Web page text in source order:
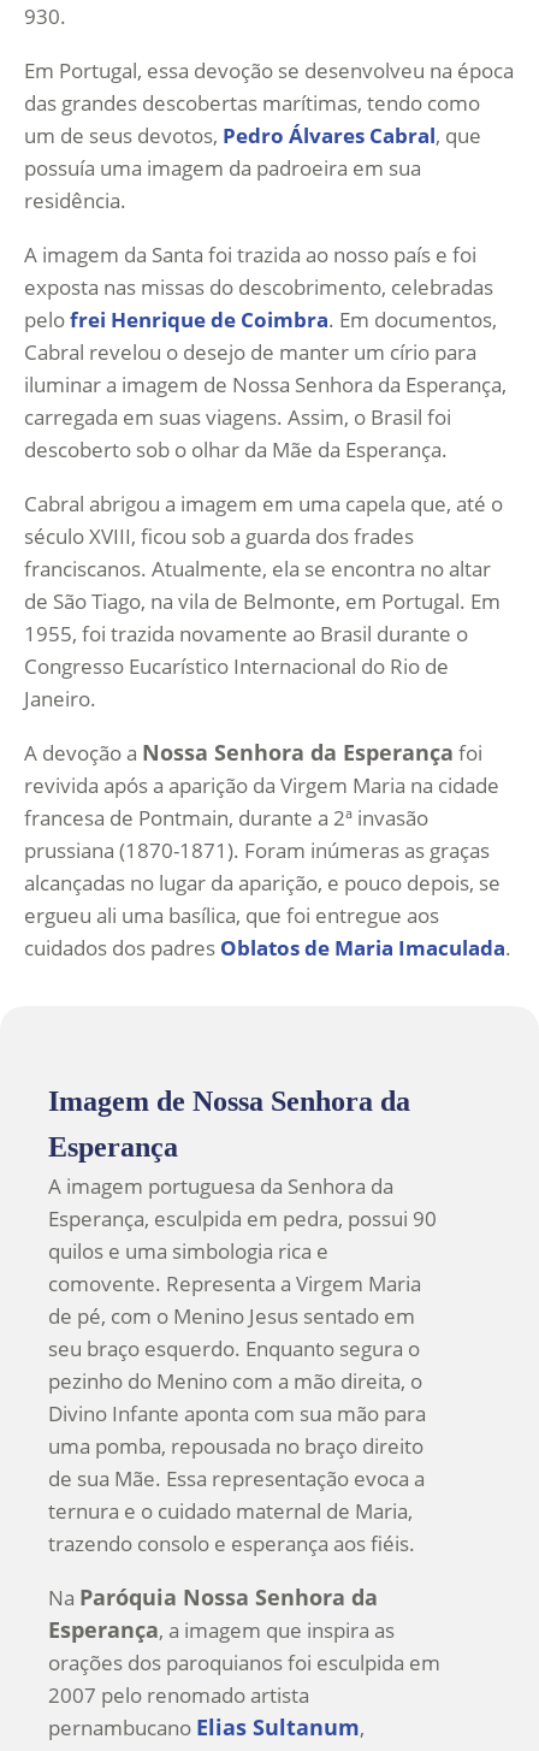
930.
Em Portugal, essa devoção se desenvolveu na época
das grandes descobertas marítimas, tendo como
um de seus devotos, Pedro Álvares Cabral, que
possuía uma imagem da padroeira em sua
residência.
A imagem da Santa foi trazida ao nosso país e foi
exposta nas missas do descobrimento, celebradas
pelofrei Henrique de Coimbra. Em documentos,
Cabral revelou o desejo de manter um círio para
iluminar a imagem de Nossa Senhora da Esperança,
carregada em suas viagens. Assim, o Brasil foi
descoberto sob o olhar da Mãe da Esperança.
Cabral abrigou a imagem em uma capela que, até o
século XVIII, ficou sob a guarda dos frades
franciscanos. Atualmente, ela se encontra no altar
de São Tiago, na vila de Belmonte, em Portugal. Em
1955, foi trazida novamente ao Brasil durante o
Congresso Eucarístico Internacional do Rio de
Janeiro.
A devoção a Nossa Senhora da Esperança foi
revivida após a aparição da Virgem Maria na cidade
francesa de Pontmain, durante a 2ª invasão
prussiana (1870-1871). Foram inúmeras as graças
alcançadas no lugar da aparição, e pouco depois, se
ergueu ali uma basílica, que foi entregue aos
cuidados dos padres Oblatos de Maria Imaculada.
Imagem de Nossa Senhora da
Esperança
A imagem portuguesa da Senhora da
Esperança, esculpida em pedra, possui 90
quilos e uma simbologia rica e
comovente. Representa a Virgem Maria
de pé, com o Menino Jesus sentado em
seu braço esquerdo. Enquanto segura o
pezinho do Menino com a mão direita, o
Divino Infante aponta com sua mão para
uma pomba, repousada no braço direito
de sua Mãe. Essa representação evoca a
ternura e o cuidado maternal de Maria,
trazendo consolo e esperança aos fiéis.
Na Paróquia Nossa Senhora da
Esperança, a imagem que inspira as
orações dos paroquianos foi esculpida em
2007 pelo renomado artista
pernambucano Elias Sultanum,